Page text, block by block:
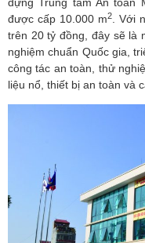
được cấp 10.000 m2
. Với
trên 20 tỷ đồng, đây sẽ là
nghiệm chuẩn Quốc gia,
công tác an toàn, thử
liệu nổ, thiết bị an toàn và